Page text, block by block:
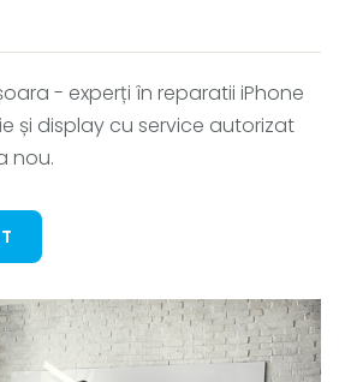
- experți în reparatii iPhone
și display cu service autorizat
nou.